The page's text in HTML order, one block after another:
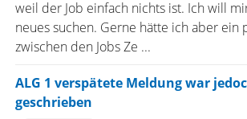
weil der Job einfach nichts ist. Ich will
neues suchen. Gerne hätte ich aber ein
zwischen den Jobs Ze ...
ALG 1 verspätete Meldung war
geschrieben